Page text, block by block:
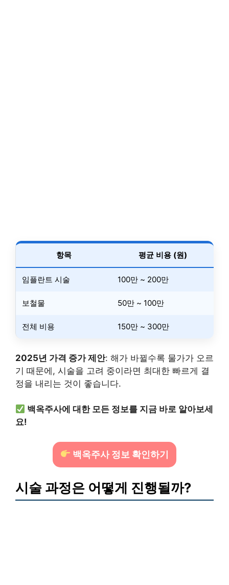
항목 평균 비용 (원)
임플란트 시술 100만 ~ 200만
보철물 50만 ~ 100만
전체 비용 150만 ~ 300만
2025년 가격 증가 제안: 해가 바뀔수록 물가가 오르
기 때문에, 시술을 고려 중이라면 최대한 빠르게 결
정을 내리는 것이 좋습니다.
백옥주사에 대한 모든 정보를 지금 바로 알아보세
요!
백옥주사 정보 확인하기
시술 과정은 어떻게 진행될까?